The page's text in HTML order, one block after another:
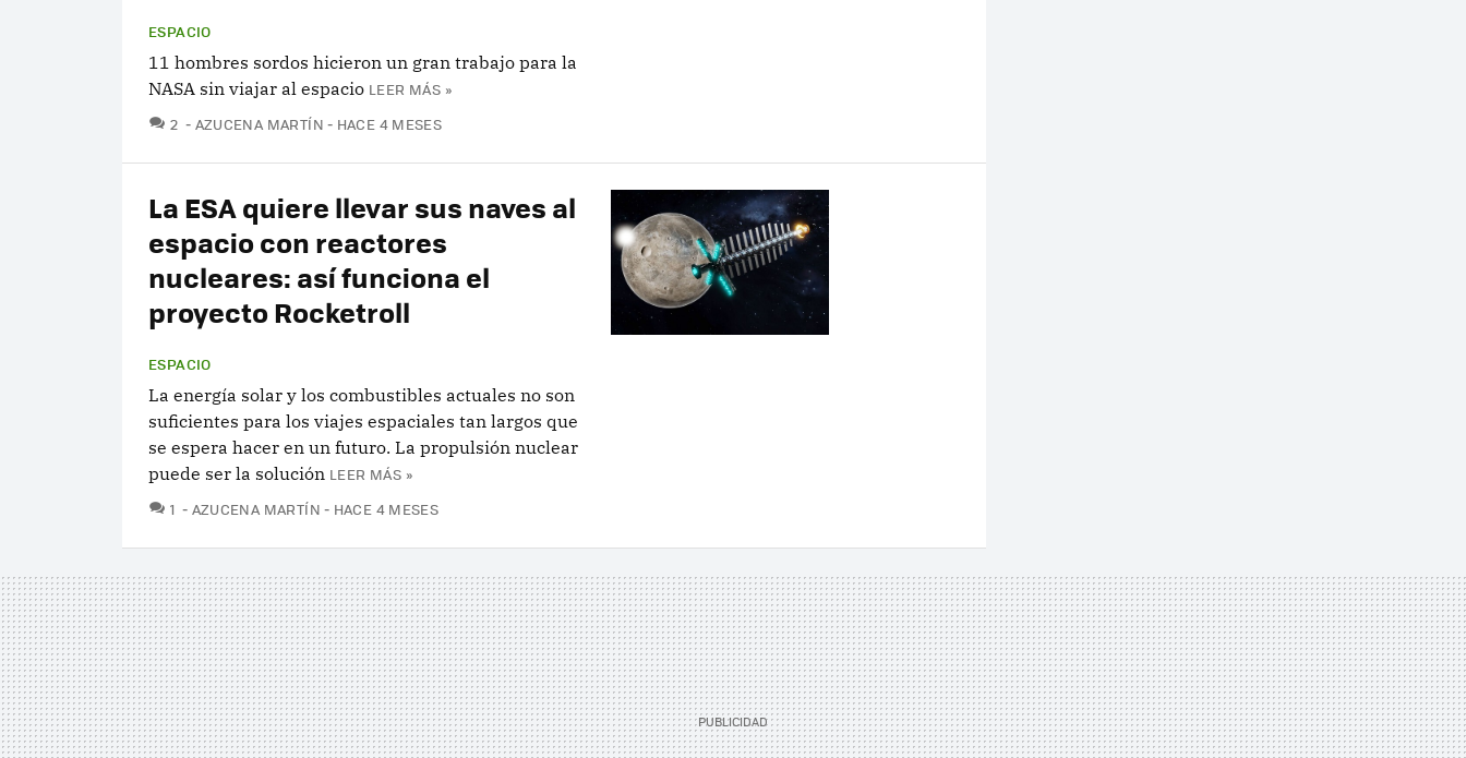
ESPACIO
11 hombres sordos hicieron un gran trabajo para la
NASA sin viajar al espacio LEER MÁS »
2 COMENTARIOS
AZUCENA MARTÍN HACE 4 MESES
La ESA quiere llevar sus naves al
espacio con reactores
nucleares: así funciona el
proyecto Rocketroll
ESPACIO
La energía solar y los combustibles actuales no son
suficientes para los viajes espaciales tan largos que
se espera hacer en un futuro. La propulsión nuclear
puede ser la solución LEER MÁS »
1 COMENTARIOS
AZUCENA MARTÍN HACE 4 MESES